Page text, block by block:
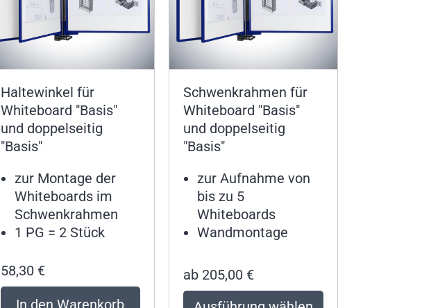
Haltewinkel für
Whiteboard "Basis"
und doppelseitig
"Basis"
zur Montage der
Whiteboards im
Schwenkrahmen
1 PG = 2 Stück
58,30 €
In den Warenkorb
Schwenkrahmen für
Whiteboard "Basis"
und doppelseitig
"Basis"
zur Aufnahme von
bis zu 5
Whiteboards
Wandmontage
ab 205,00 €